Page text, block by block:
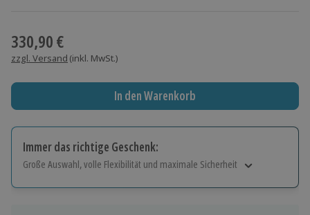
330,90 €
zzgl. Versand (inkl. MwSt.)
In den Warenkorb
Immer das richtige Geschenk:
Große Auswahl, volle Flexibilität und maximale Sicherheit